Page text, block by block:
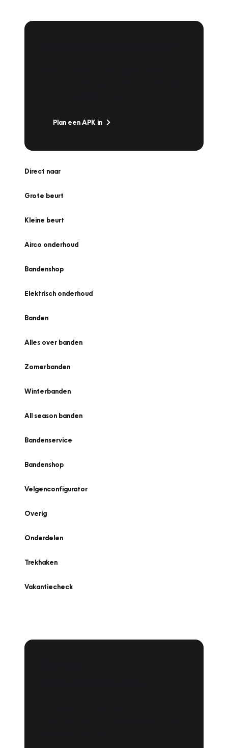
Plan een APK in
Direct naar
Grote beurt
Kleine beurt
Airco onderhoud
Bandenshop
Elektrisch onderhoud
Banden
Alles over banden
Zomerbanden
Winterbanden
All season banden
Bandenservice
Bandenshop
Velgenconfigurator
Overig
Onderdelen
Trekhaken
Vakantiecheck